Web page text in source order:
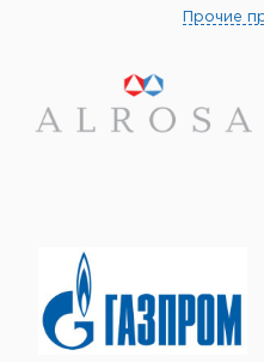
Прочие